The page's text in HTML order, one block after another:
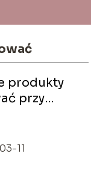
produkty
przy
11